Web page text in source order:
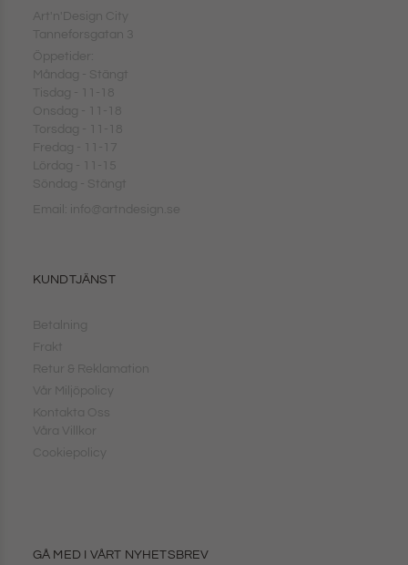
Art'n'Design City
Tanneforsgatan 3
Öppetider:
Måndag - Stängt
Tisdag - 11-18
Onsdag - 11-18
Torsdag - 11-18
Fredag - 11-17
Lördag - 11-15
Söndag - Stängt
Email: info@artndesign.se
KUNDTJÄNST
Betalning
Frakt
Retur & Reklamation
Vår Miljöpolicy
Kontakta Oss
Våra Villkor
Cookiepolicy
GÅ MED I VÅRT NYHETSBREV